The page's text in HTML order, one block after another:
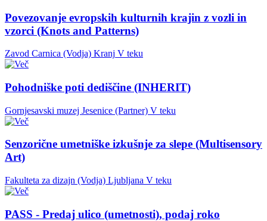
Povezovanje evropskih kulturnih krajin z vozli in
vzorci (Knots and Patterns)
Zavod Carnica (Vodja) Kranj V teku
Pohodniške poti dediščine (INHERIT)
Gornjesavski muzej Jesenice (Partner) V teku
Senzorične umetniške izkušnje za slepe (Multisensory
Art)
Fakulteta za dizajn (Vodja) Ljubljana V teku
PASS - Predaj ulico (umetnosti), podaj roko